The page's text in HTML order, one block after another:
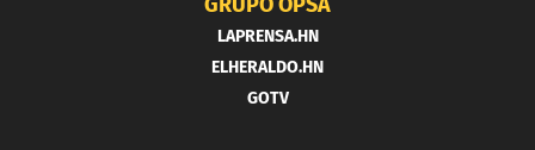
GRUPO OPSA
LAPRENSA.HN
ELHERALDO.HN
GOTV